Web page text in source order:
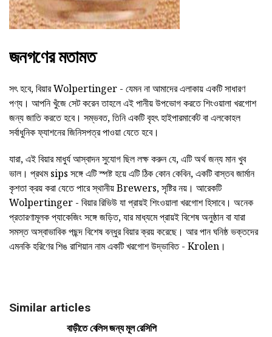
জনগণের মতামত
সৎ হবে, বিয়ার Wolpertinger - যেমন না আমাদের এলাকায় একটি সাধারণ
পণ্য। আপনি খুঁজে সেট করেন তাহলে এই পানীয় উপভোগ করতে শিংওয়ালা খরগোশ
জন্য জাতি করতে হবে। সম্ভবত, তিনি একটি বৃহৎ হাইপারমার্কেট বা এলকোহল
সর্বাধুনিক ফ্যাশনের জিনিসপত্র পাওয়া যেতে হবে।
যারা, এই বিয়ার মাধুর্য আস্বাদন সুযোগ ছিল লক্ষ করুন যে, এটি অর্থ জন্য মান খুব
ভাল। প্রথম sips সঙ্গে এটি স্পষ্ট হয়ে এটি ঠিক কোন কেবিন, একটি বাস্তব জার্মান
কৃশতা ক্রয় করা যেতে পারে স্থানীয় Brewers, সৃষ্টির নয়। আরেকটি
Wolpertinger - বিয়ার রিভিউ যা প্রায়ই শিংওয়ালা খরগোশ হিসাবে। অনেক
প্রতারণামূলক প্যাকেজিং সঙ্গে জড়িত, যার মাধ্যমে প্রায়ই বিশেষ অনুষ্ঠান বা যারা
সমস্ত অস্বাভাবিক পছন্দ বিশেষ বন্ধুর বিয়ার ক্রয় করেছে। আর পান ঘনিষ্ঠ ভক্তদের
এমনকি হরিণের শিঙ রাশিয়ান নাম একটি খরগোশ উদ্ভাবিত - Krolen।
Similar articles
বাড়ীতে বেলিস জন্য মূল রেসিপি